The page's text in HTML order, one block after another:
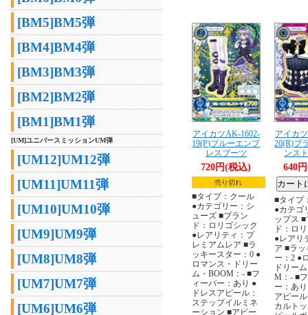
[BM5]BM5弾
[BM4]BM4弾
[BM3]BM3弾
[BM2]BM2弾
[BM1]BM1弾
[UM]ユニバースミッションUM弾
[UM12]UM12弾
[UM11]UM11弾
[UM10]UM10弾
[UM9]UM9弾
[UM8]UM8弾
[UM7]UM7弾
[UM6]UM6弾
アイカツAK-1602-
19(P)ブルーエンプ
レスブーツ
720円(税込)
売り切れ
■タイプ：クール
●カテゴリー：シ
ューズ ■ブラン
ド：ロリゴシック
●レアリティ：プ
レミアムレア ■ラ
ッキースター：0 ●
ロマンス・ドリー
ム・BOOM：- ■フ
ィーバー：あり ●
ドレスアピール：
ステップイルミネ
ーション ■アピー
アイカ
20(R)ブ
ンス
640
■タイプ
●カテゴ
ップス
ド：ロ
●レアリ
ア ■ラ
ー：2 ●
ドリー
M：- ■
ー：あ
アピー
カルト